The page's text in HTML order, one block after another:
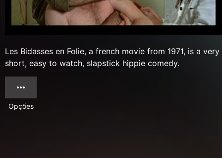
Les Bidasses en Folie, a french movie from 1971, is a very
short, easy to watch, slapstick hippie comedy.
Opções